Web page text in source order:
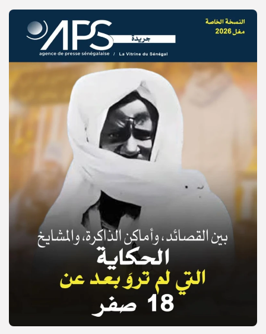
© Copyright 2025, APS